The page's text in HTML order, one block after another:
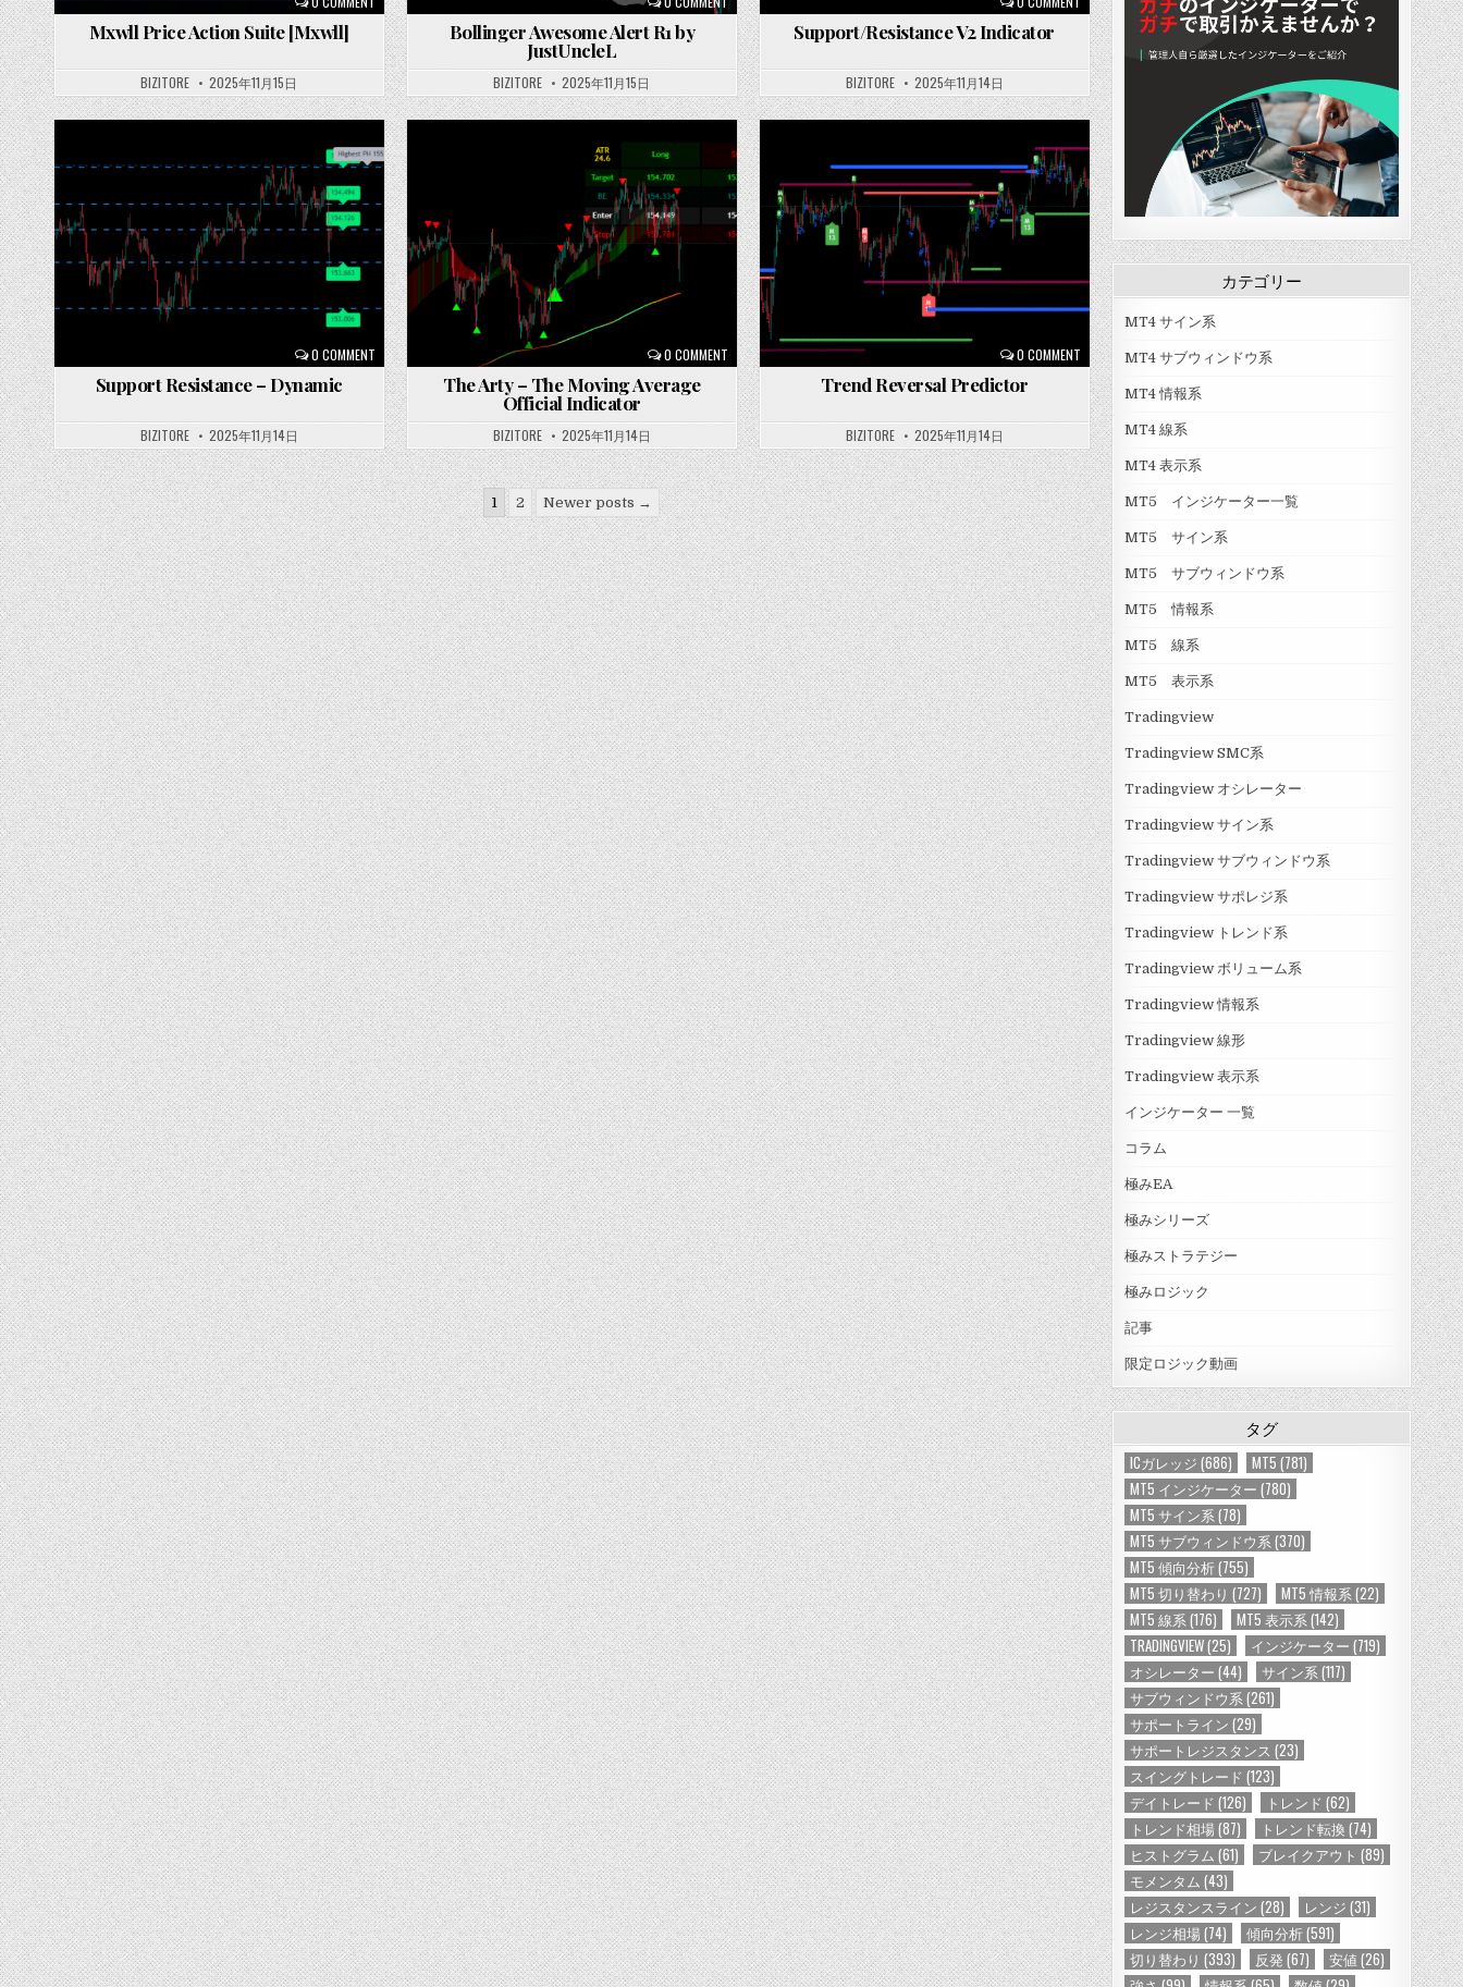
Mxwll Price Action Suite [Mxwll]
BIZITORE 2025年11月15日
Bollinger Awesome Alert R1 by
JustUncleL
BIZITORE 2025年11月15日
Support/Resistance V2 Indicator
BIZITORE 2025年11月14日
0 COMMENT
Posted
Support Resistance – Dynamic
BIZITORE 2025年11月14日
0 COMMENT
The Arty – The Moving Average
Official Indicator
BIZITORE 2025年11月14日
0 COMMENT
in
Trend Reversal Predictor
BIZITORE 2025年11月14日
投
稿
の
ペ
ー
ジ
送
り
1 2 Newer posts →
カテゴリー
MT4 サイン系
MT4 サブウィンドウ系
MT4 情報系
MT4 線系
MT4 表示系
MT5 インジケーター一覧
MT5 サイン系
MT5 サブウィンドウ系
MT5 情報系
MT5 線系
MT5 表示系
Tradingview
Tradingview SMC系
Tradingview オシレーター
Tradingview サイン系
Tradingview サブウィンドウ系
Tradingview サポレジ系
Tradingview トレンド系
Tradingview ボリューム系
Tradingview 情報系
Tradingview 線形
Tradingview 表示系
インジケーター 一覧
コラム
極みEA
極みシリーズ
極みストラテジー
極みロジック
記事
限定ロジック動画
タグ
ICガレッジ (686) MT5 (781)
MT5 インジケーター (780)
MT5 サイン系(78)
MT5 サブウィンドウ系(370)
MT5 傾向分析(755)
MT5 切り替わり (727) MT5 情報系(22)
MT5 線系(176) MT5 表示系(142)
TRADINGVIEW(25) インジケーター (719)
オシレーター (44) サイン系(117)
サブウィンドウ系(261)
サポートライン (29)
サポートレジスタンス (23)
スイングトレード (123)
デイトレード (126) トレンド (62)
トレンド相場 (87) トレンド転換 (74)
ヒストグラム (61) ブレイクアウト (89)
モメンタム (43)
レジスタンスライン (28) レンジ (31)
レンジ相場 (74) 傾向分析(591)
切り替わり (393) 反発 (67) 安値 (26)